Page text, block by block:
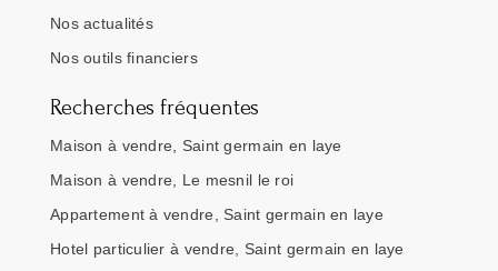
Nos actualités
Nos outils financiers
Recherches fréquentes
Maison à vendre, Saint germain en laye
Maison à vendre, Le mesnil le roi
Appartement à vendre, Saint germain en laye
Hotel particulier à vendre, Saint germain en laye